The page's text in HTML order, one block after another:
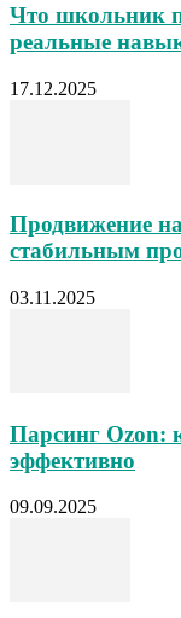
Что школьник
реальные
17.12.2025
Продвижение
стабильным
03.11.2025
Парсинг Ozon:
эффективно
09.09.2025